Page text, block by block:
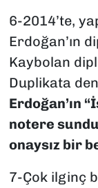
6-2014’te,
Erdoğan’ın
Kaybolan
Duplikata
Erdoğan’ın
notere
onaysız bir
7-Çok ilginç